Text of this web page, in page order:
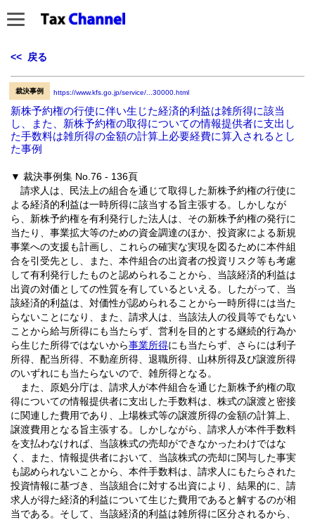
<< 戻る
裁決事例 https://www.kfs.go.jp/service/...30000.html
新株予約権の行使に伴い生じた経済的利益は雑所得に該当
し、また、新株予約権の取得についての情報提供者に支出し
た手数料は雑所得の金額の計算上必要経費に算入されるとし
た事例
▼ 裁決事例集 No.76 - 136頁
請求人は、民法上の組合を通じて取得した新株予約権の行使に
よる経済的利益は一時所得に該当する旨主張する。しかしなが
ら、新株予約権を有利発行した法人は、その新株予約権の発行に
当たり、事業拡大等のための資金調達のほか、投資家による新規
事業への支援も計画し、これらの確実な実現を図るために本件組
合を引受先とし、また、本件組合の出資者の投資リスク等も考慮
して有利発行したものと認められることから、当該経済的利益は
出資の対価としての性質を有しているといえる。したがって、当
該経済的利益は、対価性が認められることから一時所得には当た
らないことになり、また、請求人は、当該法人の役員等でもない
ことから給与所得にも当たらず、営利を目的とする継続的行為か
ら生じた所得ではないから事業所得にも当たらず、さらには利子
所得、配当所得、不動産所得、退職所得、山林所得及び譲渡所得
のいずれにも当たらないので、雑所得となる。
また、原処分庁は、請求人が本件組合を通じた新株予約権の取
得についての情報提供者に支出した手数料は、株式の譲渡と密接
に関連した費用であり、上場株式等の譲渡所得の金額の計算上、
譲渡費用となる旨主張する。しかしながら、請求人が本件手数料
を支払わなければ、当該株式の売却ができなかったわけではな
く、また、情報提供者において、当該株式の売却に関与した事実
も認められないことから、本件手数料は、請求人にもたらされた
投資情報に基づき、当該組合に対する出資により、結果的に、請
求人が得た経済的利益について生じた費用であると解するのが相
当である。そして、当該経済的利益は雑所得に区分されるから、